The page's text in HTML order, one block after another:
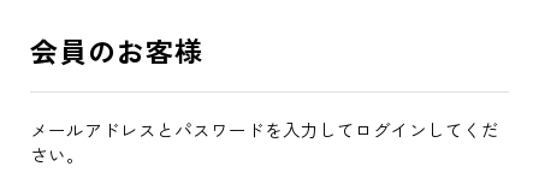
会員のお客様
メールアドレスとパスワードを入力してログインしてくだ
さい。